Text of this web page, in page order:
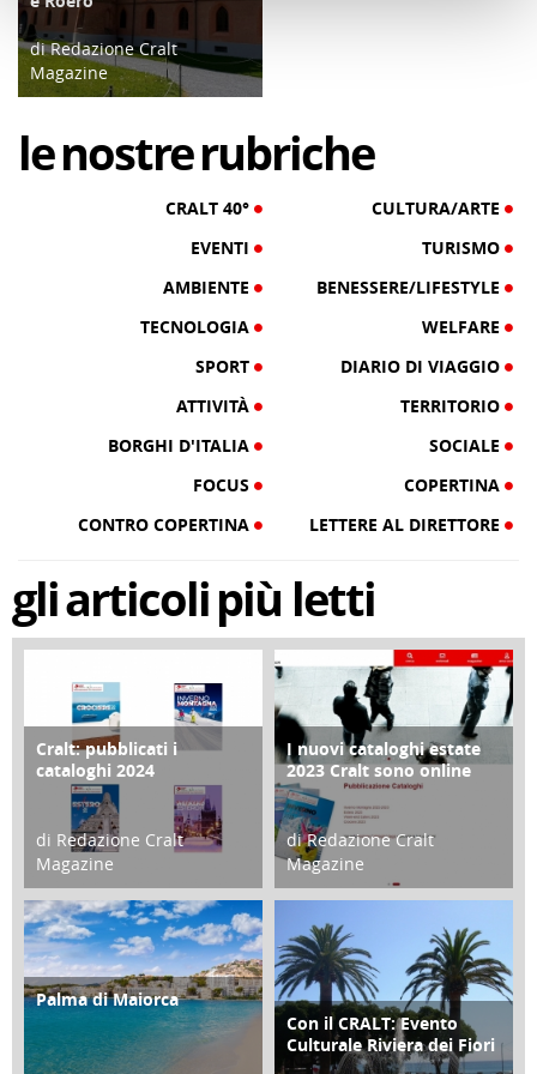
di Redazione Cralt
Magazine
lenostrerubriche
CRALT 40°
CULTURA/ARTE
EVENTI
TURISMO
AMBIENTE
BENESSERE/LIFESTYLE
TECNOLOGIA
WELFARE
SPORT
DIARIO DI VIAGGIO
ATTIVITÀ
TERRITORIO
BORGHI D'ITALIA
SOCIALE
FOCUS
COPERTINA
CONTRO COPERTINA
LETTERE AL DIRETTORE
gliarticolipiù letti
COPERTINA
Cralt: pubblicati i
cataloghi 2024
di Redazione Cralt
Magazine
21 Novembre 2023
CONTRO COPERTINA
I nuovi cataloghi estate
2023 Cralt sono online
di Redazione Cralt
Magazine
07 Marzo 2023
ATTIVITÀ
Palma di Maiorca
ATTIVITÀ
Con il CRALT: Evento
Culturale Riviera dei Fiori